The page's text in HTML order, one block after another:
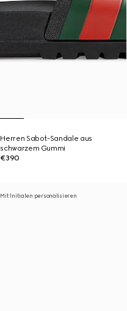
Herren Sabot-Sandale aus
schwarzem Gummi
€390
Mit Initialen personalisieren